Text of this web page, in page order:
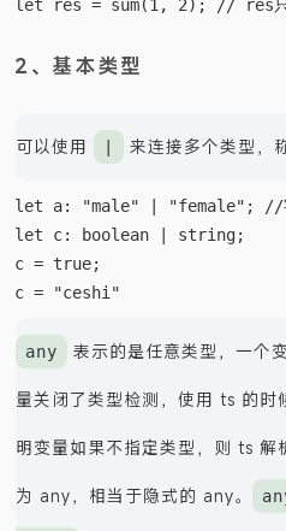
2、基本类型
可以使用 来连接多个类型，
let a: "male" | "female"; //字
let c: boolean | string;
c = true;
any 表示的是任意类型，一个
量关闭了类型检测，使用 ts 的
明变量如果不指定类型，则 ts 解
为 any，相当于隐式的 any。